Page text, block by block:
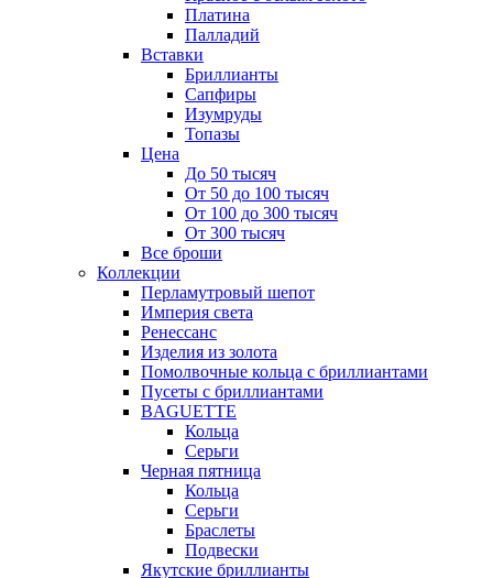
Платина
Палладий
Вставки
Бриллианты
Сапфиры
Изумруды
Топазы
Цена
До 50 тысяч
От 50 до 100 тысяч
От 100 до 300 тысяч
От 300 тысяч
Все броши
Коллекции
Перламутровый шепот
Империя света
Ренессанс
Изделия из золота
Помолвочные кольца с бриллиантами
Пусеты с бриллиантами
BAGUETTE
Кольца
Серьги
Черная пятница
Кольца
Серьги
Браслеты
Подвески
Якутские бриллианты